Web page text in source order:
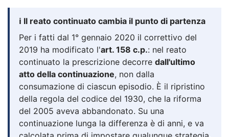
ℹ️ Il reato continuato cambia il punto di partenza
Per i fatti dal 1° gennaio 2020 il correttivo del
2019 ha modificato l'art. 158 c.p.: nel reato
continuato la prescrizione decorre dall'ultimo
atto della continuazione, non dalla
consumazione di ciascun episodio. È il ripristino
della regola del codice del 1930, che la riforma
del 2005 aveva abbandonato. Su una
continuazione lunga la differenza è di anni, e va